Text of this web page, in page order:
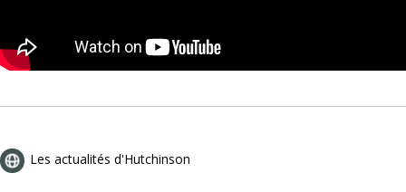
Les actualités d'Hutchinson